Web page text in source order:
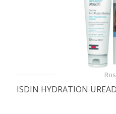
ISDIN HYDRATION